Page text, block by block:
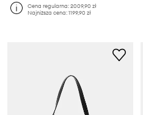
Cena regularna:2009,90 zł
Najniższa cena:1199,90 zł